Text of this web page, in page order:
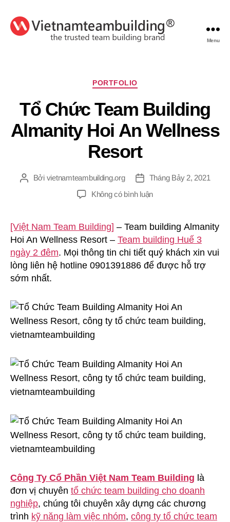
Menu
Chuyên
PORTFOLIO
Tổ Chức Team Building
Almanity Hoi An Wellness
Resort
TácBởi vietnamteambuilding.org
Ngày
đăng
Tháng Bảy 2, 2021
Không có bình luậnở
Team
Building
Almanity
Hoi
[Việt Nam Team Building] – Team building Almanity
Hoi An Wellness Resort – Team building Huế 3
ngày 2 đêm. Mọi thông tin chi tiết quý khách xin vui
lòng liên hệ hotline 0901391886 để được hỗ trợ
sớm nhất.
Công Ty Cổ Phần Việt Nam Team Building là
đơn vị chuyên tổ chức team building cho doanh
nghiệp, chúng tôi chuyên xây dựng các chương
trình kỹ năng làm việc nhóm, công ty tổ chức team